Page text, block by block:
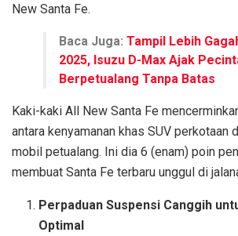
New Santa Fe.
Baca Juga: Tampil Lebih
2025, Isuzu D-Max Ajak
Berpetualang Tanpa Batas
Kaki-kaki All New Santa Fe
antara kenyamanan khas SUV perkotaan
mobil petualang. Ini dia 6 (enam) poin
membuat Santa Fe terbaru unggul di
Perpaduan Suspensi Canggih
Optimal